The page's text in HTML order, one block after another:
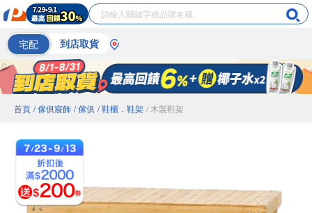
宅配 到店取貨
首頁 / 傢俱寢飾 / 傢俱 / 鞋櫃．鞋架 / 木製鞋架